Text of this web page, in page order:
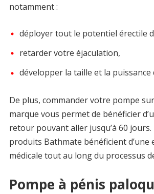
notamment :
déployer tout le potentiel érectile
retarder votre éjaculation,
développer la taille et la puissance
De plus, commander votre pompe
marque vous permet de bénéficier
retour pouvant aller jusqu’à 60
produits Bathmate bénéficient d’une
médicale tout au long du processus
Pompe à pénis